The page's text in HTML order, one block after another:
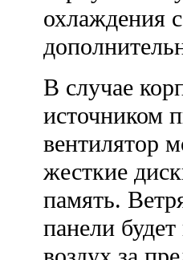
охлаждения
В случае
источником
вентилятор
жесткие
память.
панели